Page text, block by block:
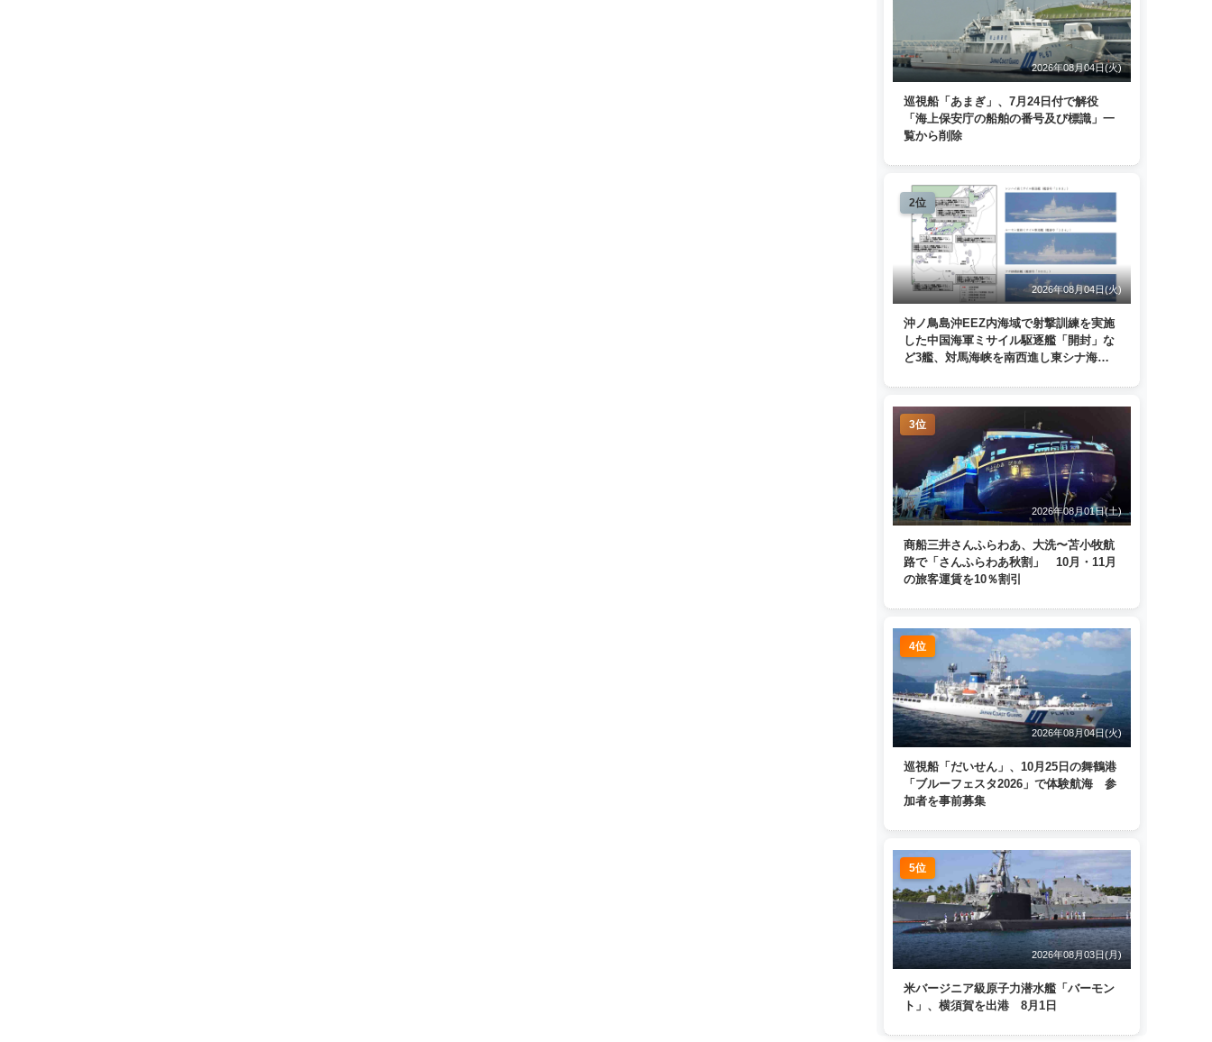
2026年08月04日(火)
巡視船「あまぎ」、7月24日付で解役
「海上保安庁の船舶の番号及び標識」一
覧から削除
2位
2026年08月04日(火)
沖ノ鳥島沖EEZ内海域で射撃訓練を実施
した中国海軍ミサイル駆逐艦「開封」な
ど3艦、対馬海峡を南西進し東シナ海
3位
2026年08月01日(土)
商船三井さんふらわあ、大洗〜苫小牧航
路で「さんふらわあ秋割」 10月・11月
の旅客運賃を10％割引
4位
2026年08月04日(火)
巡視船「だいせん」、10月25日の舞鶴港
「ブルーフェスタ2026」で体験航海 参
加者を事前募集
5位
2026年08月03日(月)
米バージニア級原子力潜水艦「バーモン
ト」、横須賀を出港 8月1日